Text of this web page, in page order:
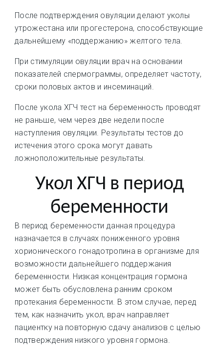
После подтверждения овуляции делают уколы
утрожестана или прогестерона, способствующие
дальнейшему «поддержанию» желтого тела.
При стимуляции овуляции врач на основании
показателей спермограммы, определяет частоту,
сроки половых актов и инсеминаций.
После укола ХГЧ тест на беременность проводят
не раньше, чем через две недели после
наступления овуляции. Результаты тестов до
истечения этого срока могут давать
ложноположительные результаты.
Укол ХГЧ в период
беременности
В период беременности данная процедура
назначается в случаях пониженного уровня
хорионического гонадотропина в организме для
возможности дальнейшего поддержания
беременности. Низкая концентрация гормона
может быть обусловлена ранним сроком
протекания беременности. В этом случае, перед
тем, как назначить укол, врач направляет
пациентку на повторную сдачу анализов с целью
подтверждения низкого уровня гормона.